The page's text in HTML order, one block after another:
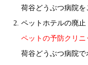
荷谷どうぶつ病院を
ペットホテルの廃止
ペットの予防クリ
荷谷どうぶつ病院で